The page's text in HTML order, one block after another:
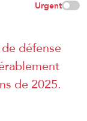
Urgent
défense
de 2025.